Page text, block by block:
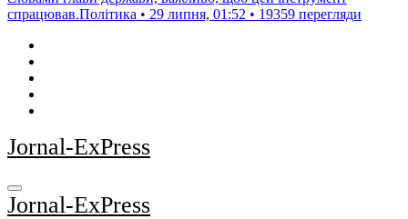
спрацював.Політика • 29 липня, 01:52 • 19359 перегляди
Jornal-ExPress
Jornal-ExPress